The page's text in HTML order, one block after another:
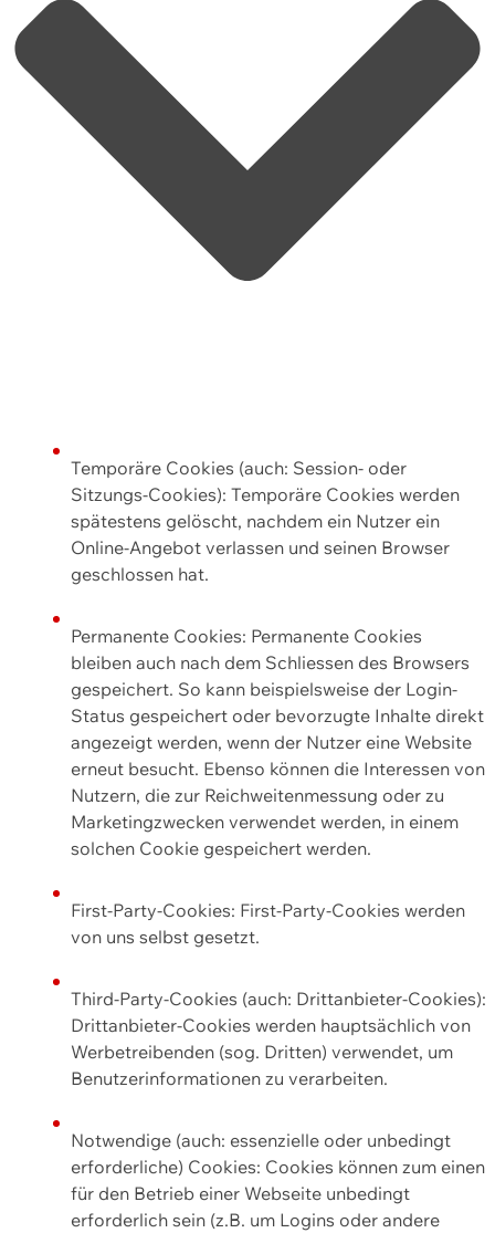
Temporäre Cookies (auch: Session- oder
Sitzungs-Cookies): Temporäre Cookies werden
spätestens gelöscht, nachdem ein Nutzer ein
Online-Angebot verlassen und seinen Browser
geschlossen hat.
Permanente Cookies: Permanente Cookies
bleiben auch nach dem Schliessen des Browsers
gespeichert. So kann beispielsweise der Login-
Status gespeichert oder bevorzugte Inhalte direkt
angezeigt werden, wenn der Nutzer eine Website
erneut besucht. Ebenso können die Interessen von
Nutzern, die zur Reichweitenmessung oder zu
Marketingzwecken verwendet werden, in einem
solchen Cookie gespeichert werden.
First-Party-Cookies: First-Party-Cookies werden
von uns selbst gesetzt.
Third-Party-Cookies (auch: Drittanbieter-Cookies):
Drittanbieter-Cookies werden hauptsächlich von
Werbetreibenden (sog. Dritten) verwendet, um
Benutzerinformationen zu verarbeiten.
Notwendige (auch: essenzielle oder unbedingt
erforderliche) Cookies: Cookies können zum einen
für den Betrieb einer Webseite unbedingt
erforderlich sein (z.B. um Logins oder andere